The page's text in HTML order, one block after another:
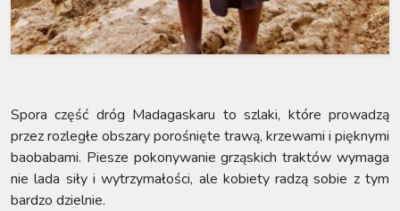
Spora część dróg Madagaskaru to szlaki, które prowadzą
przez rozległe obszary porośnięte trawą, krzewami i pięknymi
baobabami. Piesze pokonywanie grząskich traktów wymaga
nie lada siły i wytrzymałości, ale kobiety radzą sobie z tym
bardzo dzielnie.